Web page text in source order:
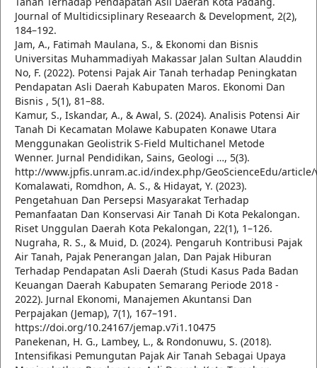
Journal of Multidicsiplinary Reseaarch & Development, 2(2),
184–192.
Jam, A., Fatimah Maulana, S., & Ekonomi dan Bisnis
Universitas Muhammadiyah Makassar Jalan Sultan Alauddin
No, F. (2022). Potensi Pajak Air Tanah terhadap Peningkatan
Pendapatan Asli Daerah Kabupaten Maros. Ekonomi Dan
Bisnis , 5(1), 81–88.
Kamur, S., Iskandar, A., & Awal, S. (2024). Analisis Potensi Air
Tanah Di Kecamatan Molawe Kabupaten Konawe Utara
Menggunakan Geolistrik S-Field Multichanel Metode
Wenner. Jurnal Pendidikan, Sains, Geologi …, 5(3).
http://www.jpfis.unram.ac.id/index.php/GeoScienceEdu/
Komalawati, Romdhon, A. S., & Hidayat, Y. (2023).
Pengetahuan Dan Persepsi Masyarakat Terhadap
Pemanfaatan Dan Konservasi Air Tanah Di Kota Pekalongan.
Riset Unggulan Daerah Kota Pekalongan, 22(1), 1–126.
Nugraha, R. S., & Muid, D. (2024). Pengaruh Kontribusi Pajak
Air Tanah, Pajak Penerangan Jalan, Dan Pajak Hiburan
Terhadap Pendapatan Asli Daerah (Studi Kasus Pada Badan
Keuangan Daerah Kabupaten Semarang Periode 2018 -
2022). Jurnal Ekonomi, Manajemen Akuntansi Dan
Perpajakan (Jemap), 7(1), 167–191.
https://doi.org/10.24167/jemap.v7i1.10475
Panekenan, H. G., Lambey, L., & Rondonuwu, S. (2018).
Intensifikasi Pemungutan Pajak Air Tanah Sebagai Upaya